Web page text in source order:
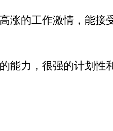
涨的工作激情，能接
能力，很强的计划性